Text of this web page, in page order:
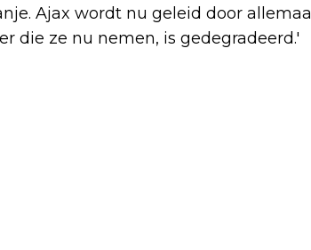
Ajax wordt nu geleid door allemaal
die ze nu nemen, is gedegradeerd.'